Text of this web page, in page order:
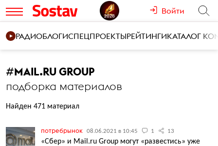
Войти
РАДИОБЛОГИСПЕЦПРОЕКТЫРЕЙТИНГИКАТАЛОГ
#MAIL.RU GROUP
подборка материалов
Найден 471 материал
потребрынок 08.06.2021 в 10:45 1 13
«Сбер» и Mail.ru Group могут «развестись» уже